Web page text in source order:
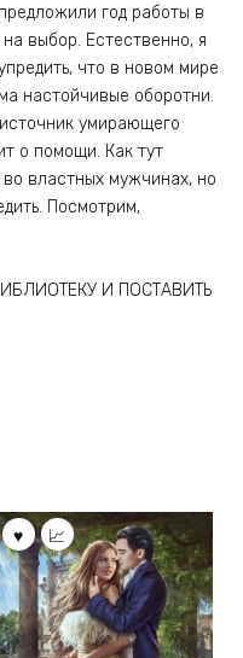
год работы в
выбор. Естественно, я
что в новом мире
настойчивые оборотни.
умирающего
о помощи. Как тут
во властных мужчинах, но
Посмотрим,
И ПОСТАВИТЬ